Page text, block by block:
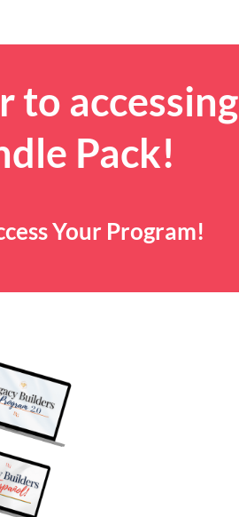
to accessing
Pack!
Your Program!